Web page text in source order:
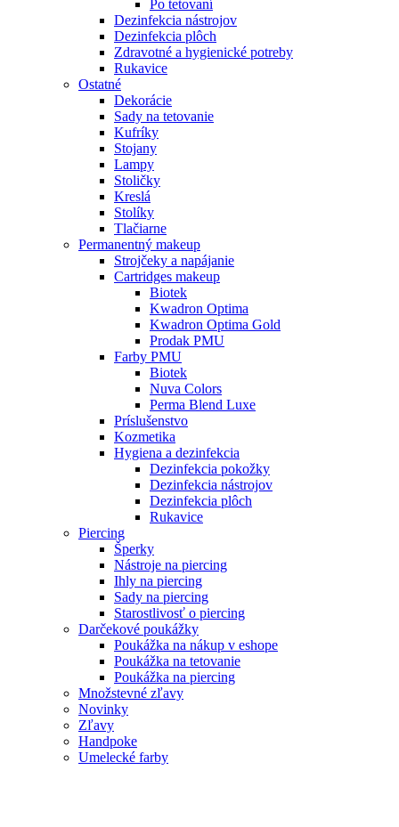
Po tetovaní
Dezinfekcia nástrojov
Dezinfekcia plôch
Zdravotné a hygienické potreby
Rukavice
Ostatné
Dekorácie
Sady na tetovanie
Kufríky
Stojany
Lampy
Stoličky
Kreslá
Stolíky
Tlačiarne
Permanentný makeup
Strojčeky a napájanie
Cartridges makeup
Biotek
Kwadron Optima
Kwadron Optima Gold
Prodak PMU
Farby PMU
Biotek
Nuva Colors
Perma Blend Luxe
Príslušenstvo
Kozmetika
Hygiena a dezinfekcia
Dezinfekcia pokožky
Dezinfekcia nástrojov
Dezinfekcia plôch
Rukavice
Piercing
Šperky
Nástroje na piercing
Ihly na piercing
Sady na piercing
Starostlivosť o piercing
Darčekové poukážky
Poukážka na nákup v eshope
Poukážka na tetovanie
Poukážka na piercing
Množstevné zľavy
Novinky
Zľavy
Handpoke
Umelecké farby